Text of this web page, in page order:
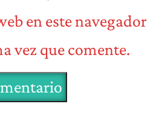
en este navegador
vez que comente.